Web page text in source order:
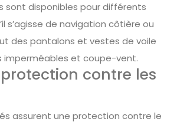
sont disponibles pour différents
s’agisse de navigation côtière ou
des pantalons et vestes de voile
et coupe-vent.
contre les
assurent une protection contre le